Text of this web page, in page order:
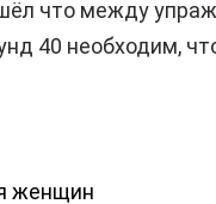
что между
40 необходим,
женщин